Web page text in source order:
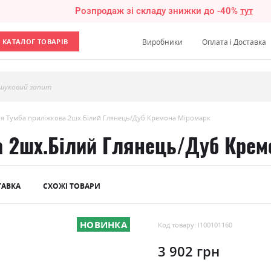
Розпродаж зі складу знижки до -40% тут
КАТАЛОГ ТОВАРІВ Виробники Оплата і Доставка
запит
Тумба приліжкова 2шх.Білий Глянець/Дуб Кремона Міромарк
2шх.Білий Глянець/Дуб
СХОЖІ ТОВАРИ
НОВИНКА Код товару: l100101160
3 902 грн